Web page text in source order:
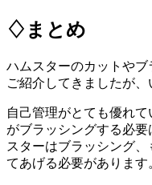
♢まとめ
ハムスターのカットや
ご紹介してきましたが
自己管理がとても優れ
がブラッシングする必
スターはブラッシング
てあげる必要があります